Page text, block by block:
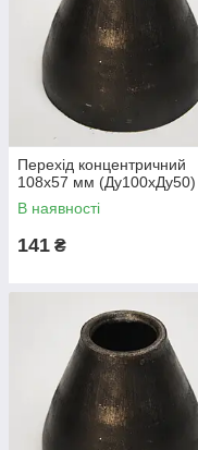
Перехід концентричний
108х57 мм (Ду100хДу50)
В наявності
141 ₴